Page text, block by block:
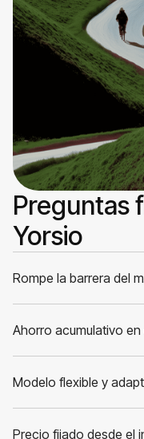
Preguntas
Yorsio
Rompe la barrera del
Ahorro acumulativo
Modelo flexible y
Precio fijado desde el